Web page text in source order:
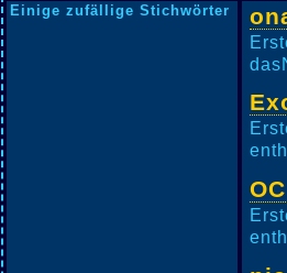
Einige zufällige Stichwörter